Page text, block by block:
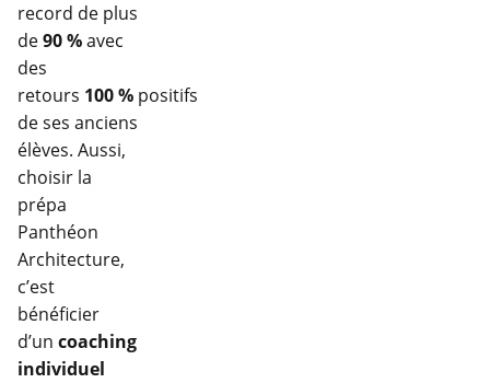
record de plus
de90 %avec
des
retours 100 % positifs
de ses anciens
élèves. Aussi,
choisir la
prépa
Panthéon
Architecture,
c’est
bénéficier
d’un coaching
individuel